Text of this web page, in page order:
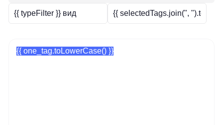
{{ typeFilter }} вид {{ selectedTags.join(",
{{ one_tag.toLowerCase() }}